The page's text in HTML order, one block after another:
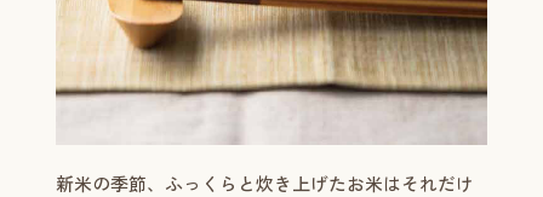
新米の季節、ふっくらと炊き上げたお米はそれだけ